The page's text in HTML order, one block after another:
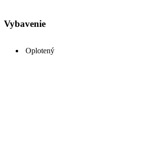
Vybavenie
Oplotený